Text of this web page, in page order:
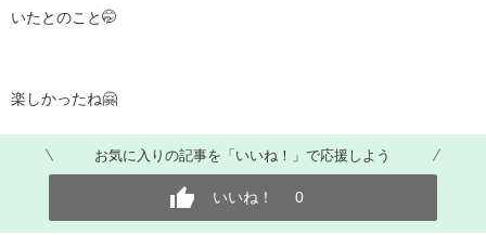
いたとのこと🤭
楽しかったね🤗
お気に入りの記事を「いいね！」で応援しよう
いいね！ 0